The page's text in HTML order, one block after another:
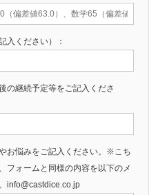
入ください）：
の継続予定等をご記入くださ
お悩みをご記入ください。※こち
フォームと同様の内容を以下のメ
info@castdice.co.jp